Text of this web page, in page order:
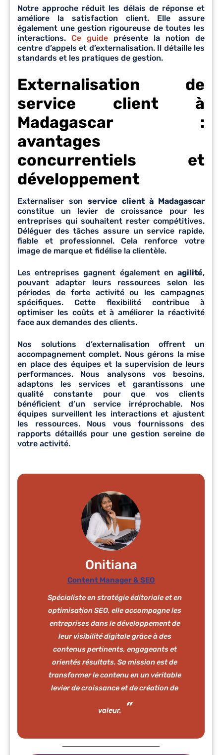
Notre approche réduit les délais de réponse et
améliore la satisfaction client. Elle assure
également une gestion rigoureuse de toutes les
interactions. Ce guide présente la notion de
centre d’appels et d’externalisation. Il détaille les
standards et les pratiques de gestion.
Externalisation de
service client à
Madagascar :
avantages
concurrentiels et
développement
Externaliser son service client à Madagascar
constitue un levier de croissance pour les
entreprises qui souhaitent rester compétitives.
Déléguer des tâches assure un service rapide,
fiable et professionnel. Cela renforce votre
image de marque et fidélise la clientèle.
Les entreprises gagnent également en agilité,
pouvant adapter leurs ressources selon les
périodes de forte activité ou les campagnes
spécifiques. Cette flexibilité contribue à
optimiser les coûts et à améliorer la réactivité
face aux demandes des clients.
Nos solutions d’externalisation offrent un
accompagnement complet. Nous gérons la mise
en place des équipes et la supervision de leurs
performances. Nous analysons vos besoins,
adaptons les services et garantissons une
qualité constante pour que vos clients
bénéficient d’un service irréprochable. Nos
équipes surveillent les interactions et ajustent
les ressources. Nous vous fournissons des
rapports détaillés pour une gestion sereine de
votre activité.
Onitiana
Content Manager & SEO
Spécialiste en stratégie éditoriale et en
optimisation SEO, elle accompagne les
entreprises dans le développement de
leur visibilité digitale grâce à des
contenus pertinents, engageants et
orientés résultats. Sa mission est de
transformer le contenu en un véritable
levier de croissance et de création de
valeur.